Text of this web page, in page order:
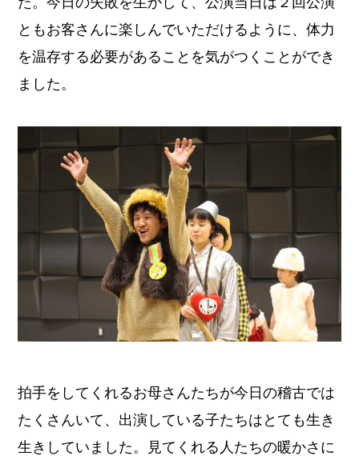
ともお客さんに楽しんでいただけるように、体力
を温存する必要があることを気がつくことができ
ました。
拍手をしてくれるお母さんたちが今日の稽古では
たくさんいて、出演している子たちはとても生き
生きしていました。見てくれる人たちの暖かさに